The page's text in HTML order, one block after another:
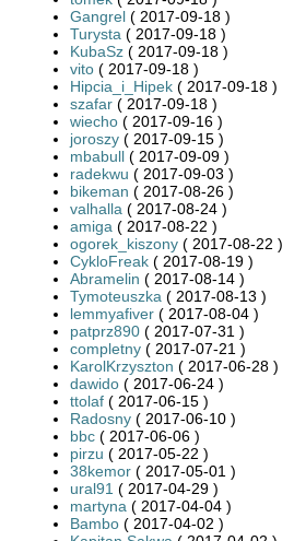
Gangrel ( 2017-09-18 )
Turysta ( 2017-09-18 )
KubaSz ( 2017-09-18 )
vito ( 2017-09-18 )
Hipcia_i_Hipek ( 2017-09-18 )
szafar ( 2017-09-18 )
wiecho ( 2017-09-16 )
joroszy ( 2017-09-15 )
mbabull ( 2017-09-09 )
radekwu ( 2017-09-03 )
bikeman ( 2017-08-26 )
valhalla ( 2017-08-24 )
amiga ( 2017-08-22 )
ogorek_kiszony ( 2017-08-22 )
CykloFreak ( 2017-08-19 )
Abramelin ( 2017-08-14 )
Tymoteuszka ( 2017-08-13 )
lemmyafiver ( 2017-08-04 )
patprz890 ( 2017-07-31 )
completny ( 2017-07-21 )
KarolKrzyszton ( 2017-06-28 )
dawido ( 2017-06-24 )
ttolaf ( 2017-06-15 )
Radosny ( 2017-06-10 )
bbc ( 2017-06-06 )
pirzu ( 2017-05-22 )
38kemor ( 2017-05-01 )
ural91 ( 2017-04-29 )
martyna ( 2017-04-04 )
Bambo ( 2017-04-02 )